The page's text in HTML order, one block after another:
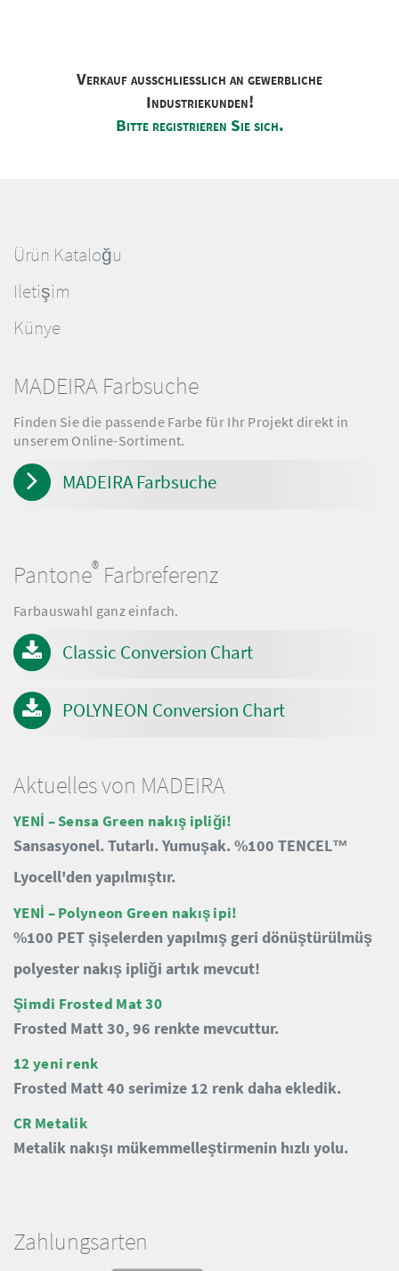
Verkauf ausschliesslich an gewerbliche
Industriekunden!
Bitte registrieren Sie sich.
Ürün Kataloğu
Iletişim
Künye
Zahlungsarten
MADEIRA Farbsuche
Finden Sie die passende Farbe für Ihr Projekt direkt in
unserem Online-Sortiment.
MADEIRA Farbsuche
Pantone® Farbreferenz
Farbauswahl ganz einfach.
Classic Conversion Chart
POLYNEON Conversion Chart
Aktuelles von MADEIRA
YENİ – Sensa Green nakış ipliği!
Sansasyonel.Tutarlı.Yumuşak.%100 TENCEL™
Lyocell'den yapılmıştır.
YENİ – Polyneon Green nakış ipi!
%100 PET şişelerden yapılmış geri dönüştürülmüş
polyester nakış ipliği artık mevcut!
Şimdi Frosted Mat 30
Frosted Matt 30, 96 renkte mevcuttur.
12 yeni renk
Frosted Matt 40 serimize 12 renk daha ekledik.
CR Metalik
Metalik nakışı mükemmelleştirmenin hızlı yolu.